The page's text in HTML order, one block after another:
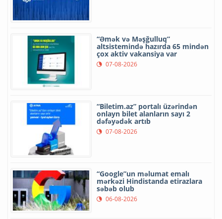
“Əmək və Məşğulluq”
altsistemində hazırda 65 mindən
çox aktiv vakansiya var
07-08-2026
“Biletim.az” portalı üzərindən
onlayn bilet alanların sayı 2
dəfəyədək artıb
07-08-2026
“Google”un məlumat emalı
mərkəzi Hindistanda etirazlara
səbəb olub
06-08-2026